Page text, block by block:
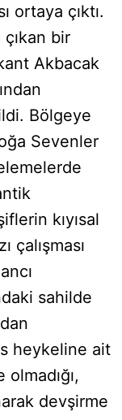
ortaya çıktı.
çıkan bir
Akbacak
Bölgeye
Sevenler
kıyısal
çalışması
sahilde
heykeline ait
olmadığı,
devşirme